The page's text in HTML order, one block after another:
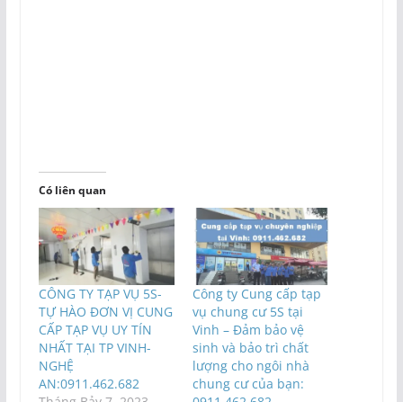
Có liên quan
CÔNG TY TẠP VỤ 5S-
TỰ HÀO ĐƠN VỊ CUNG
CẤP TẠP VỤ UY TÍN
NHẤT TẠI TP VINH-
NGHỆ
AN:0911.462.682
Công ty Cung cấp tạp
vụ chung cư 5S tại
Vinh – Đảm bảo vệ
sinh và bảo trì chất
lượng cho ngôi nhà
chung cư của bạn: